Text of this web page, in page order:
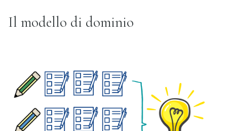
Il modello di dominio